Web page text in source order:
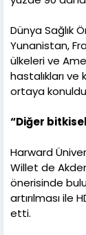
Dünya Sağlık
Yunanistan,
ülkeleri ve
hastalıkları
ortaya
“Diğer
Harward
Willet de
önerisinde
artırılması ile
etti.